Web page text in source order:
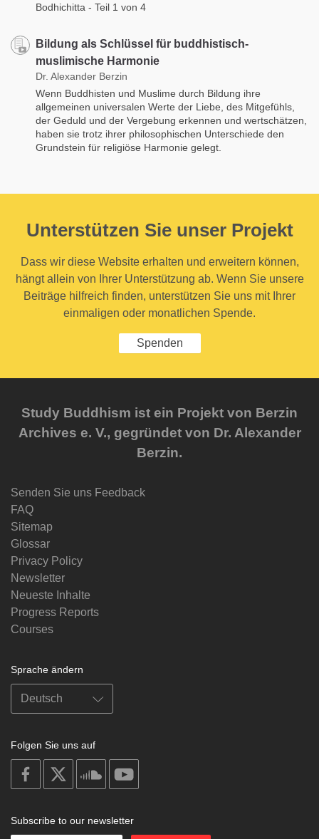
Bodhichitta - Teil 1 von 4
Bildung als Schlüssel für buddhistisch-
muslimische Harmonie
Dr. Alexander Berzin
Wenn Buddhisten und Muslime durch Bildung ihre
allgemeinen universalen Werte der Liebe, des Mitgefühls,
der Geduld und der Vergebung erkennen und wertschätzen,
haben sie trotz ihrer philosophischen Unterschiede den
Grundstein für religiöse Harmonie gelegt.
Unterstützen Sie unser Projekt
Dass wir diese Website erhalten und erweitern können,
hängt allein von Ihrer Unterstützung ab. Wenn Sie unsere
Beiträge hilfreich finden, unterstützen Sie uns mit Ihrer
einmaligen oder monatlichen Spende.
Spenden
Study Buddhism ist ein Projekt von Berzin
Archives e. V., gegründet von Dr. Alexander
Berzin.
Senden Sie uns Feedback
FAQ
Sitemap
Glossar
Privacy Policy
Newsletter
Neueste Inhalte
Progress Reports
Courses
Sprache ändern
Folgen Sie uns auf
on
facebook
soundcloud
Subscribe to our newsletter